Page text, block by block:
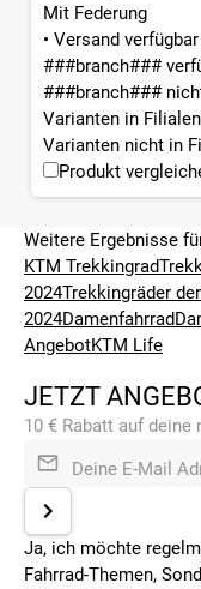
Mit Federung
• Versand verfügbar
###branch###
###branch###
Varianten in
Varianten nicht in
Produkt
Weitere Ergebnisse
KTM Trekkingrad
2024Trekkingräder
2024Damenfahrrad
AngebotKTM Life
JETZT
10 € Rabatt auf deine
Deine E-Mail
Ja, ich möchte
Fahrrad-Themen,